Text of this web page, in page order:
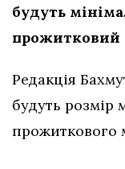
будуть
прожитковий
Редакція
будуть розмір
прожиткового